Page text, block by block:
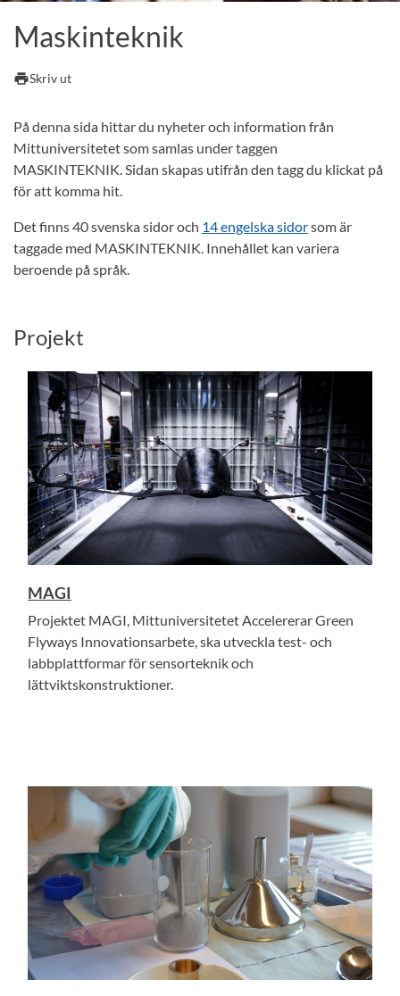
Maskinteknik
printSkriv ut
På denna sida hittar du nyheter och information från
Mittuniversitetet som samlas under taggen
MASKINTEKNIK. Sidan skapas utifrån den tagg du klickat på
för att komma hit.
Det finns 40 svenska sidor och 14 engelska sidorsom är
taggade med MASKINTEKNIK. Innehållet kan variera
beroende på språk.
Projekt
MAGI
Projektet MAGI, Mittuniversitetet Accelererar Green
Flyways Innovationsarbete, ska utveckla test- och
labbplattformar för sensorteknik och
lättviktskonstruktioner.